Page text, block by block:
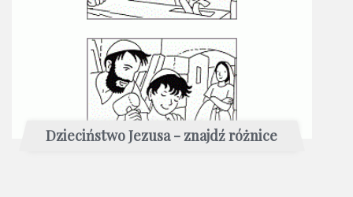
Dzieciństwo Jezusa - znajdź różnice